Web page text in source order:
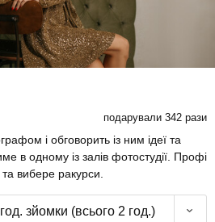
подарували 342 рази
і обговорить із ним ідеї та
в одному із залів фотостудії. Профі
вибере ракурси.
зйомки (всього 2 год.)